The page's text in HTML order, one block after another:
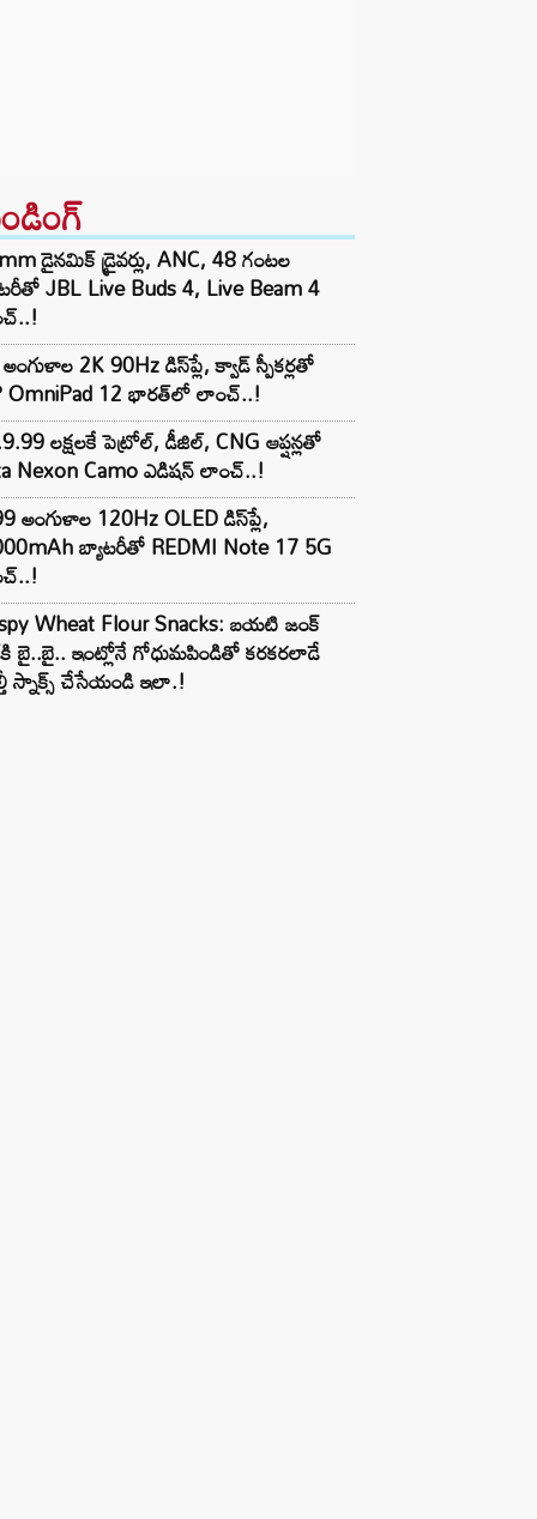
డైనమిక్ డ్రైవర్లు, ANC, 48 గంటల
JBL Live Buds 4, Live Beam 4
2K 90Hz డిస్‌ప్లే, క్వాడ్ స్పీకర్లతో
OmniPad 12 భారత్‌లో లాంచ్..!
లక్షలకే పెట్రోల్, డీజిల్, CNG ఆప్షన్లతో
Nexon Camo ఎడిషన్ లాంచ్..!
అంగుళాల 120Hz OLED డిస్‌ప్లే,
బ్యాటరీతో REDMI Note 17 5G
Wheat Flour Snacks: బయటి జంక్
బై..బై.. ఇంట్లోనే గోధుమపిండితో కరకరలాడే
స్నాక్స్ చేసేయండి ఇలా.!